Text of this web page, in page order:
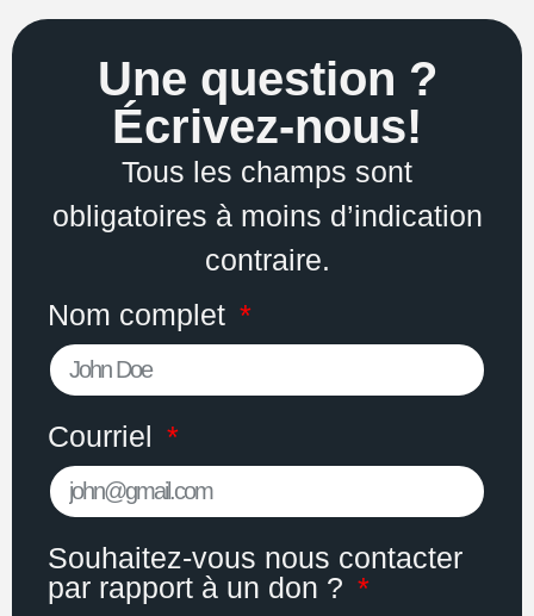
Une question ?
Écrivez-nous!
Tous les champs sont
obligatoires à moins d’indication
contraire.
Nom complet
Courriel
Souhaitez-vous nous contacter
par rapport à un don ?